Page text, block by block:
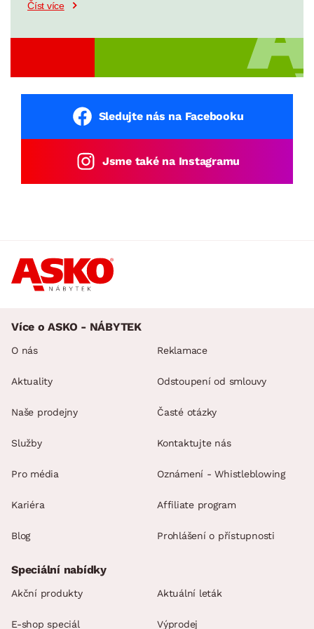
K benefitům ekokůže patří především pevnost,
odolnost proti oděru, vzdušnost a propustnost.
Kvůli tomu je však o něco náchylnější na styk s
poškození.
alergiků. Její životnost je sice kratší než u
přírodního materiálu, ale vyznačuje se výrazně
Číst více
Sledujte nás na Facebooku
Jsme také na Instagramu
Více o ASKO - NÁBYTEK
O nás
Aktuality
Naše prodejny
Služby
Pro média
Kariéra
Blog
Reklamace
Odstoupení od smlouvy
Časté otázky
Kontaktujte nás
Oznámení - Whistleblowing
Affiliate program
Prohlášení o přístupnosti
Speciální nabídky
Akční produkty Aktuální leták
E-shop speciál Výprodej